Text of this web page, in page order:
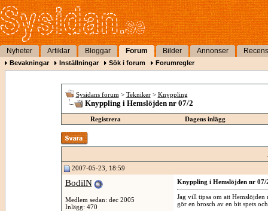
Nyheter Artiklar Bloggar Forum Bilder Annonser
Bevakningar Inställningar Sök i forum Forumregler
Sysidans forum > Tekniker > Knyppling
Knyppling i Hemslöjden nr 07/2
Registrera Dagens inlägg
2007-05-23, 18:59
BodilN
Medlem sedan: dec 2005
Inlägg: 470
Knyppling i Hemslöjden nr 07/
Jag vill tipsa om att
gör en brosch av en bit spets